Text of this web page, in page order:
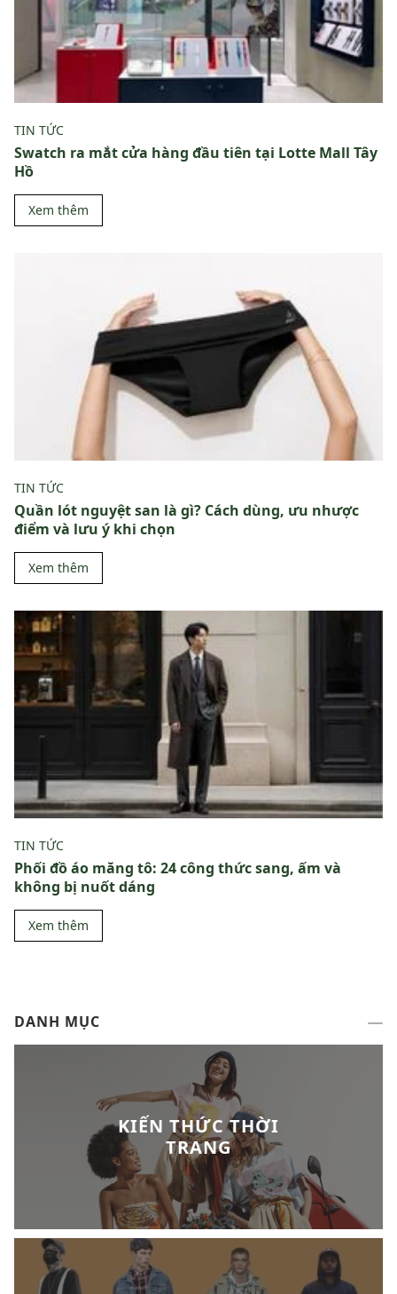
TIN TỨC
Swatch ra mắt cửa hàng đầu tiên tại Lotte Mall Tây
Hồ
Xem thêm
TIN TỨC
Quần lót nguyệt san là gì? Cách dùng, ưu nhược
điểm và lưu ý khi chọn
Xem thêm
TIN TỨC
Phối đồ áo măng tô: 24 công thức sang, ấm và
không bị nuốt dáng
Xem thêm
DANH MỤC
KIẾN THỨC THỜI
TRANG